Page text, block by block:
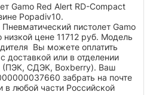
Gamo Red Alert RD-Compact
Popadiv10.
пистолет Gamo
низкой цене 11712 руб. Модель
Вы можете оплатить
или в отделении
(ПЭК, СДЭК, Boxberry). Ваш
забрать на почте
в любой части Российской